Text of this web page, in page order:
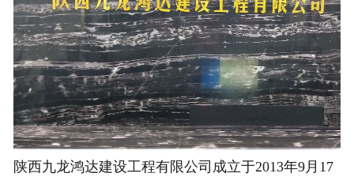
政策法规
商会服务
联系我们
陕西九龙鸿达建设工程有限公司成立于2013年9月17